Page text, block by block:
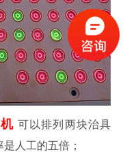
可以排列两块治具
是人工的五倍；